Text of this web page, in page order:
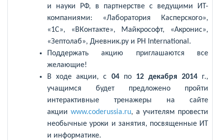
и науки РФ, в партнерстве с ведущими ИТ-
компаниями: «Лаборатория Касперского»,
«1С», «ВКонтакте», Майкрософт, «Акронис»,
«Зептолаб», Дневник.ру и PH International.
Поддержать акцию приглашаются все
желающие!
В ходе акции, с 04 по 12 декабря 2014 г.,
учащимся будет предложено пройти
интерактивные тренажеры на сайте
акцииwww.coderussia.ru, а учителям провести
необычные уроки и занятия, посвященные ИТ
и информатике.